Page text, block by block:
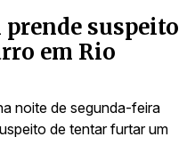
suspeito
em Rio
noite de segunda-feira
de tentar furtar um